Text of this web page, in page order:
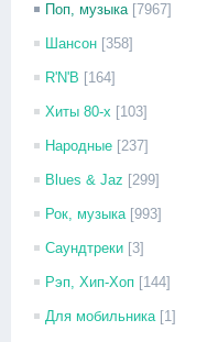
Поп, музыка [7967]
Шансон [358]
R'N'B [164]
Хиты 80-х [103]
Народные [237]
Blues & Jaz [299]
Рок, музыка [993]
Саундтреки [3]
Рэп, Хип-Хоп [144]
Для мобильника [1]